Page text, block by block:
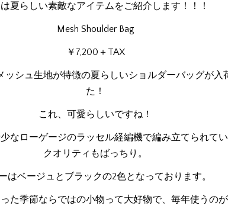
夏らしい素敵なアイテムをご紹介します！！！
Mesh Shoulder Bag
￥7,200＋TAX
ッシュ生地が特徴の夏らしいショルダーバッグが入
た！
これ、可愛らしいですね！
なローゲージのラッセル経編機で編み立てられてい
クオリティもばっちり。
はベージュとブラックの2色となっております。
た季節ならではの小物って大好物で、毎年使うの